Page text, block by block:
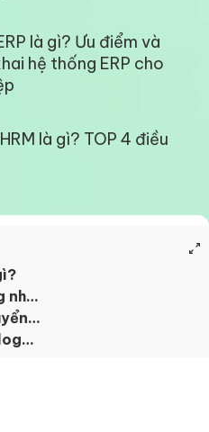
là gì? Ưu điểm và
hệ thống ERP cho
là gì? TOP 4 điều
hay?